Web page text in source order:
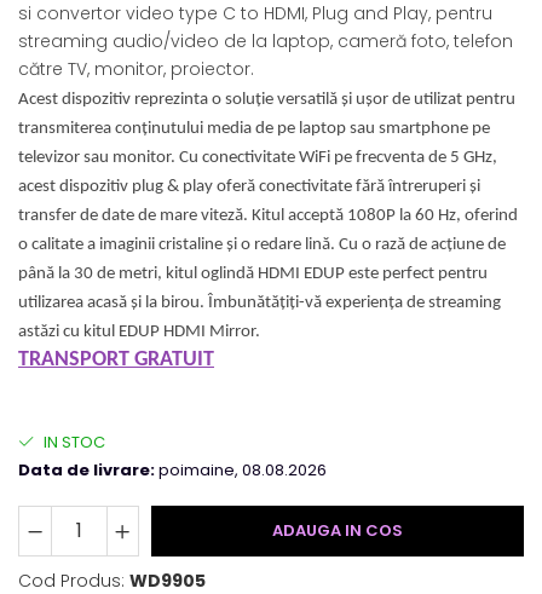
si convertor video type C to HDMI, Plug and Play, pentru
streaming audio/video de la laptop, cameră foto, telefon
către TV, monitor, proiector.
Acest dispozitiv reprezinta o soluție versatilă și ușor de utilizat pentru
transmiterea conținutului media de pe laptop sau smartphone pe
televizor sau monitor. Cu conectivitate WiFi pe frecventa de 5 GHz,
acest dispozitiv plug & play oferă conectivitate fără întreruperi și
transfer de date de mare viteză. Kitul acceptă 1080P la 60 Hz, oferind
o calitate a imaginii cristaline și o redare lină. Cu o rază de acțiune de
până la 30 de metri, kitul oglindă HDMI EDUP este perfect pentru
utilizarea acasă și la birou. Îmbunătățiți-vă experiența de streaming
astăzi cu kitul EDUP HDMI Mirror.
TRANSPORT GRATUIT
IN STOC
Data de livrare:poimaine, 08.08.2026
ADAUGA IN COS
Cod Produs: WD9905